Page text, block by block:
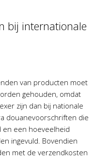
bij internationale
van producten moet
gehouden, omdat
zijn dan bij nationale
douanevoorschriften die
een hoeveelheid
ingevuld. Bovendien
met de verzendkosten